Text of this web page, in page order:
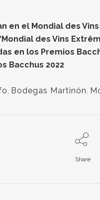
en el Mondial des
des Vins
en los Premios
Bacchus 2022
, Bodegas Martinón,
Share